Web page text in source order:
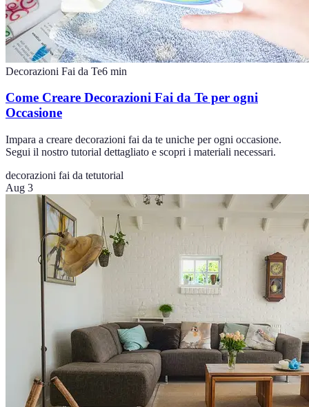
Decorazioni Fai da Te6 min
Come Creare Decorazioni Fai da Te per ogni
Occasione
Impara a creare decorazioni fai da te uniche per ogni occasione.
Segui il nostro tutorial dettagliato e scopri i materiali necessari.
decorazioni fai da tetutorial
Aug 3